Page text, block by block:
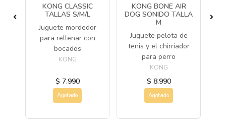
KONG CLASSIC
TALLAS S/M/L
Juguete mordedor
para rellenar con
bocados
KONG
$ 7.990
Agotado
KONG BONE AIR
DOG SONIDO TALLA
M
Juguete pelota de
tenis y el chirriador
para perro
KONG
$ 8.990
Agotado